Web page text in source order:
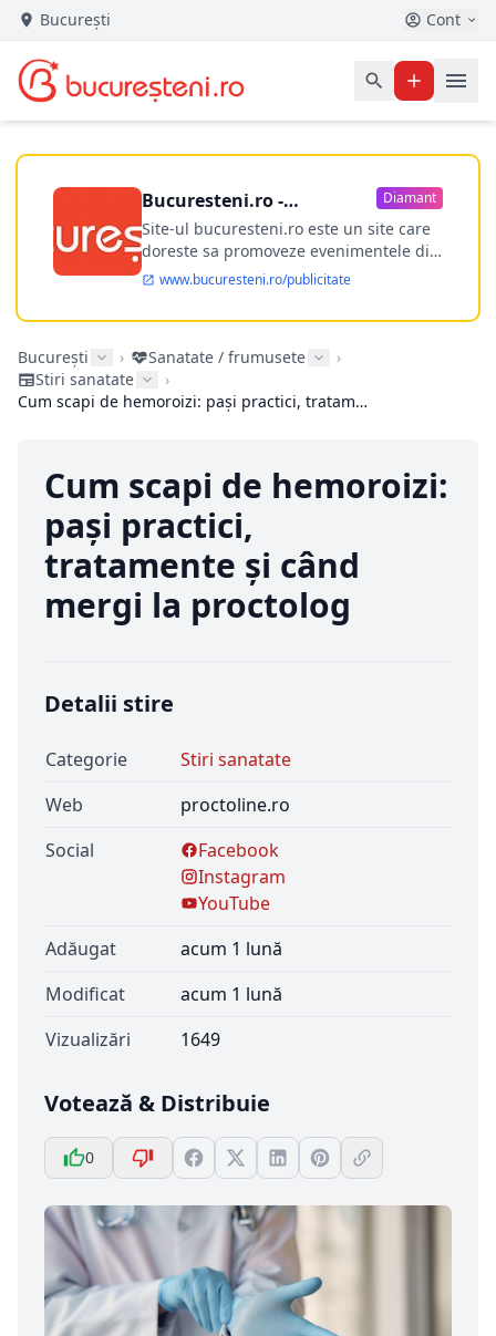
București Cont
Bucuresteni.ro -
publicitate online
Diamant
Site-ul bucuresteni.ro este un site care
doreste sa promoveze evenimentele din
Bucuresti si nu numai, sa puna la
dispozitia utilizatorului cea mai
performanta harta electronica a
ofere posibilitatea firmel...
www.bucuresteni.ro/publicitate
București › Sanatate / frumusete
›
Stiri sanatate
›
Cum scapi de hemoroizi: pași practici, tratamente și când mergi la proctolog
Cum scapi de hemoroizi:
pași practici,
tratamente și când
mergi la proctolog
Detalii stire
Categorie
Stiri sanatate
Web
proctoline.ro
Social
Facebook
Instagram
YouTube
Adăugat
acum 1 lună
Modificat
acum 1 lună
Vizualizări
1649
Votează & Distribuie
0